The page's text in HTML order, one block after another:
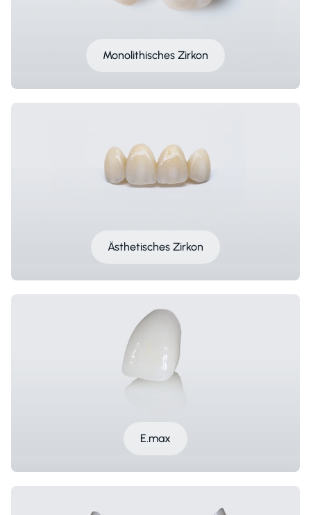
Monolithisches Zirkon
Ästhetisches Zirkon
E.max